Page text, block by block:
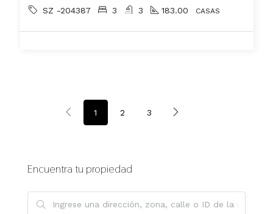
SZ -204387 3 3 183.00 CASAS
1 2 3
Encuentra tu propiedad